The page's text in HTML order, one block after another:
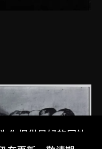
你提供最好的网站